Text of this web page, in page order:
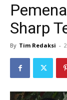
Sharp
By Tim Redaksi -